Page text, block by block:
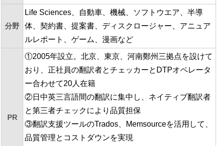
分野
Life Sciences、自動車、機械、ソフトウエア、半導
体、契約書、提案書、ディスクロージャー、アニュア
ルレポート、ゲーム、漫画など
PR
①2005年設立。北京、東京、河南鄭州三拠点を設けて
おり、正社員の翻訳者とチェッカーとDTPオペレータ
ー合わせて20人在籍
②日中英三言語間の翻訳に集中し、ネイティブ翻訳者
と第三者チェックにより品質担保
③翻訳支援ツールのTrados、Memsourceを活用して、
品質管理とコストダウンを実現